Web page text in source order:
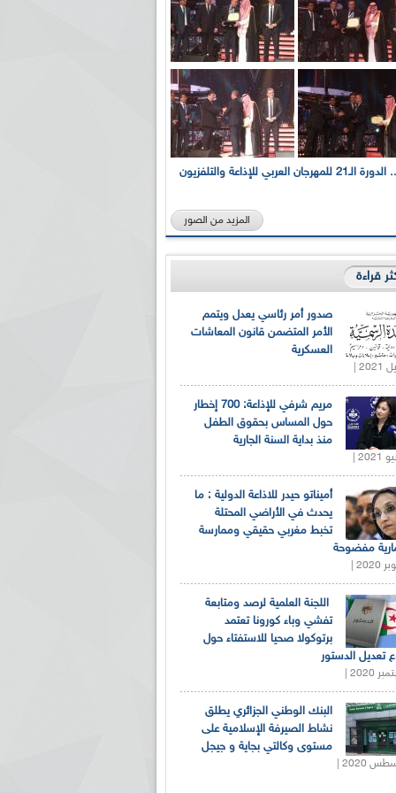
بالصور... الدورة الـ21 للمهرجان العربي للإذاعة والتلفزيون
المزيد من الصور
قراءة
صدور أمر رئاسي يعدل ويتمم
الأمر المتضمن قانون المعاشات
العسكرية
مريم شرفي للإذاعة: 700 إخطار
حول المساس بحقوق الطفل
منذ بداية السنة الجارية
أميناتو حيدر للاذاعة الدولية : ما
يحدث في الأراضي المحتلة
تخبط مغربي حقيقي وممارسة
مفضوحة
اللجنة العلمية لرصد ومتابعة
تفشي وباء كورونا تعتمد
برتوكولا صحيا للاستفتاء حول
تعديل الدستور
البنك الوطني الجزائري يطلق
نشاط الصيرفة الإسلامية على
مستوى وكالتي بجاية و جيجل